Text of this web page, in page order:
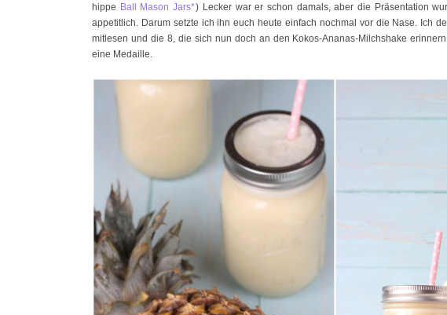
hippe Ball Mason Jars*) Lecker war er schon damals, aber die Präsentation
appetitlich. Darum setzte ich ihn euch heute einfach nochmal vor die Nase. Ich
mitlesen und die 8, die sich nun doch an den Kokos-Ananas-Milchshake
eine Medaille.